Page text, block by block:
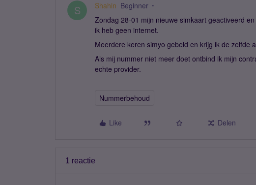
S Shahin Beginner
Zondag 28-01 mijn nieuwe simkaart geactiveerd
ik heb geen internet.
Meerdere keren simyo gebeld en krijg ik de zelfde
Als mij nummer niet meer doet ontbind ik mijn
echte provider.
Nummerbehoud
Like Delen
1 reactie